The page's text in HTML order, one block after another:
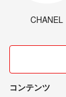
CHANEL
コンテンツ